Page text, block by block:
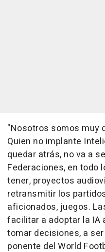
"Nosotros somos muy
Quien no implante
quedar atrás, no va a
Federaciones, en todo
tener, proyectos
retransmitir los
aficionados, juegos.
facilitar a adoptar la IA
tomar decisiones, a
ponente del World